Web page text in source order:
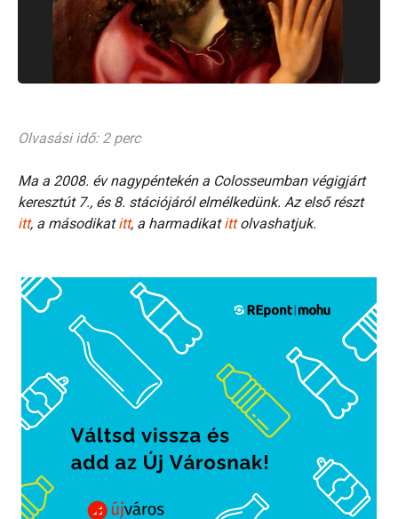
Olvasási idő: 2 perc
Ma a 2008. év nagypéntekén a Colosseumban végigjárt
keresztút 7., és 8. stációjáról elmélkedünk. Az első részt
itt, a másodikatitt, a harmadikatittolvashatjuk.